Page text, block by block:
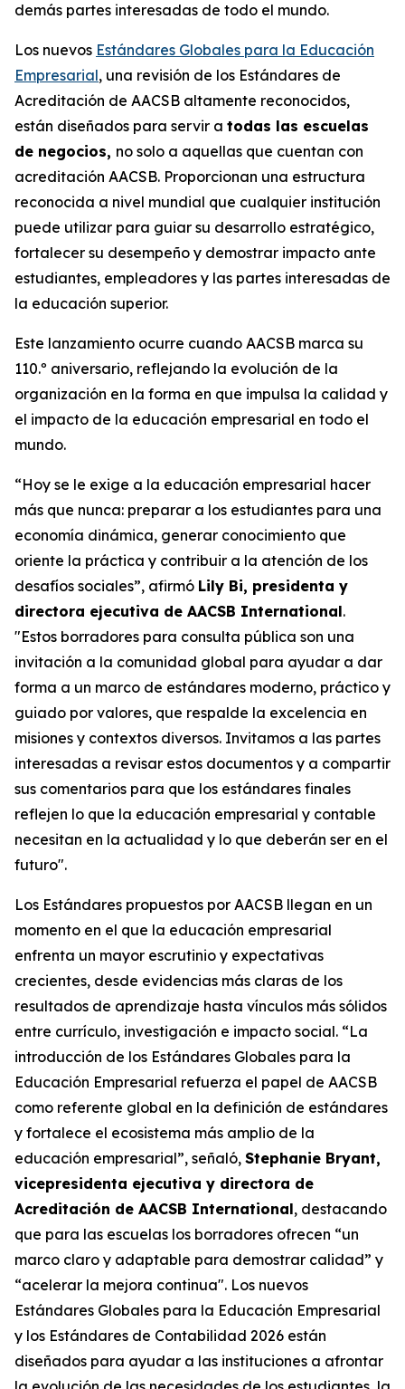
demás partes interesadas de todo el mundo.
Los nuevos Estándares Globales para la Educación
Empresarial, una revisión de los Estándares de
Acreditación de AACSB altamente reconocidos,
están diseñados para servir a todas las escuelas
de negocios, no solo a aquellas que cuentan con
acreditación AACSB. Proporcionan una estructura
reconocida a nivel mundial que cualquier institución
puede utilizar para guiar su desarrollo estratégico,
fortalecer su desempeño y demostrar impacto ante
estudiantes, empleadores y las partes interesadas de
la educación superior.
Este lanzamiento ocurre cuando AACSB marca su
110.º aniversario, reflejando la evolución de la
organización en la forma en que impulsa la calidad y
el impacto de la educación empresarial en todo el
mundo.
“Hoy se le exige a la educación empresarial hacer
más que nunca: preparar a los estudiantes para una
economía dinámica, generar conocimiento que
oriente la práctica y contribuir a la atención de los
desafíos sociales”, afirmó Lily Bi, presidenta y
directora ejecutiva de AACSB International.
"Estos borradores para consulta pública son una
invitación a la comunidad global para ayudar a dar
forma a un marco de estándares moderno, práctico y
guiado por valores, que respalde la excelencia en
misiones y contextos diversos. Invitamos a las partes
interesadas a revisar estos documentos y a compartir
sus comentarios para que los estándares finales
reflejen lo que la educación empresarial y contable
necesitan en la actualidad y lo que deberán ser en el
futuro".
Los Estándares propuestos por AACSB llegan en un
momento en el que la educación empresarial
enfrenta un mayor escrutinio y expectativas
crecientes, desde evidencias más claras de los
resultados de aprendizaje hasta vínculos más sólidos
entre currículo, investigación e impacto social. “La
introducción de los Estándares Globales para la
Educación Empresarial refuerza el papel de AACSB
como referente global en la definición de estándares
y fortalece el ecosistema más amplio de la
educación empresarial”, señaló, Stephanie Bryant,
vicepresidenta ejecutiva y directora de
Acreditación de AACSB International, destacando
que para las escuelas los borradores ofrecen “un
marco claro y adaptable para demostrar calidad” y
“acelerar la mejora continua". Los nuevos
Estándares Globales para la Educación Empresarial
y los Estándares de Contabilidad 2026 están
diseñados para ayudar a las instituciones a afrontar